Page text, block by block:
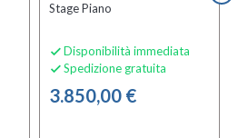
Stage Piano
 Disponibilità immediata
 Spedizione gratuita
3.850,00 €